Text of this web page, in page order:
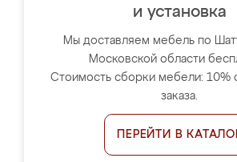
и установка
Мы доставляем мебель по
Московской области
Стоимость сборки мебели: 10%
заказа.
ПЕРЕЙТИ В КАТАЛОГ